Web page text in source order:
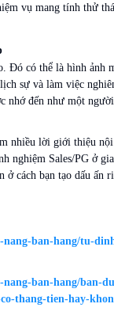
vụ mang tính thử
Đó có thể là hình ảnh
sự và làm việc
nhớ đến như một người
nhiều lời giới thiệu
nghiệm Sales/PG ở
ở cách bạn tạo dấu ấn
nang-ban-hang/tu-
nang-ban-hang/ban-
thang-tien-hay-